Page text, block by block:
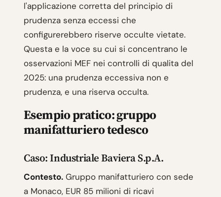
l'applicazione corretta del principio di
prudenza senza eccessi che
configurerebbero riserve occulte vietate.
Questa e la voce su cui si concentrano le
osservazioni MEF nei controlli di qualita del
2025: una prudenza eccessiva non e
prudenza, e una riserva occulta.
Esempio pratico: gruppo
manifatturiero tedesco
Caso: Industriale Baviera S.p.A.
Contesto. Gruppo manifatturiero con sede
a Monaco, EUR 85 milioni di ricavi